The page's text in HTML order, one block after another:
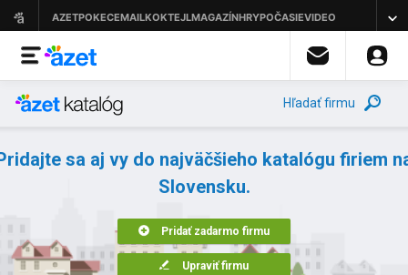
Hľadať firmu
sa aj vy do najväčšieho katalógu firiem
Slovensku.
Pridať zadarmo firmu
Upraviť firmu